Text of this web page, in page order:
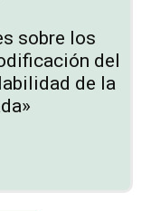
sobre los
del
de la